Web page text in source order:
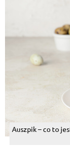
paweł
Super
ustach.
Auszpik – co to